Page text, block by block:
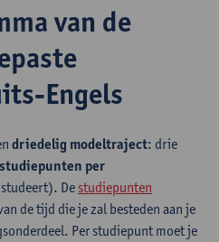
van de
Engels
driedelig modeltraject: drie
per
De studiepunten
de tijd die je zal besteden aan je
Per studiepunt moet je